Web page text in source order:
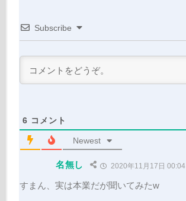
Subscribe
6 コメント
Newest
名無し 2020年11月17日 00:04
すまん、実は本業だが聞いてみたw